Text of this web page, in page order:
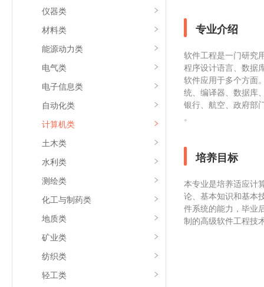
仪器类
材料类
能源动力类
电气类
电子信息类
自动化类
计算机类
土木类
水利类
测绘类
化工与制药类
地质类
矿业类
纺织类
轻工类
专业介绍
软件工程是一门研究
程序设计语言、数据
软件应用于多个方面
统、编译器、数据库
银行、航空、政府部
。
培养目标
本专业是培养适应计
论、基本知识和基本
件系统的能力，毕业
制的高级软件工程技